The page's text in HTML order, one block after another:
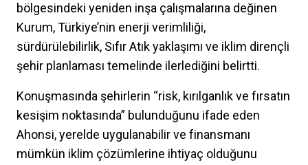
bölgesindeki yeniden inşa çalışmalarına değinen
Kurum, Türkiye’nin enerji verimliliği,
sürdürülebilirlik, Sıfır Atık yaklaşımı ve iklim dirençli
şehir planlaması temelinde ilerlediğini belirtti.
Konuşmasında şehirlerin “risk, kırılganlık ve fırsatın
kesişim noktasında” bulunduğunu ifade eden
Ahonsi, yerelde uygulanabilir ve finansmanı
mümkün iklim çözümlerine ihtiyaç olduğunu